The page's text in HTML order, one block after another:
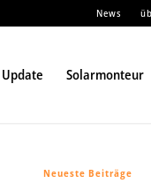
News
Update Solarmonteur
Neueste Beiträge